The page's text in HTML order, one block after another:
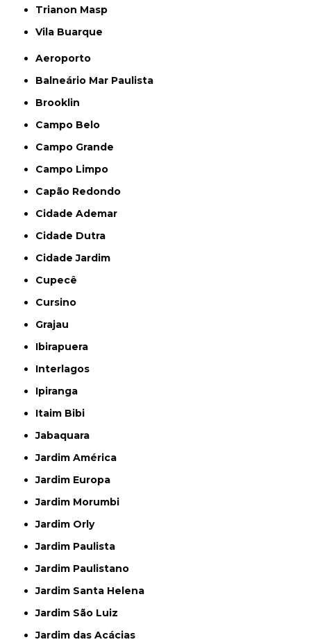
Trianon Masp
Vila Buarque
Aeroporto
Balneário Mar Paulista
Brooklin
Campo Belo
Campo Grande
Campo Limpo
Capão Redondo
Cidade Ademar
Cidade Dutra
Cidade Jardim
Cupecê
Cursino
Grajau
Ibirapuera
Interlagos
Ipiranga
Itaim Bibi
Jabaquara
Jardim América
Jardim Europa
Jardim Morumbi
Jardim Orly
Jardim Paulista
Jardim Paulistano
Jardim Santa Helena
Jardim São Luiz
Jardim das Acácias